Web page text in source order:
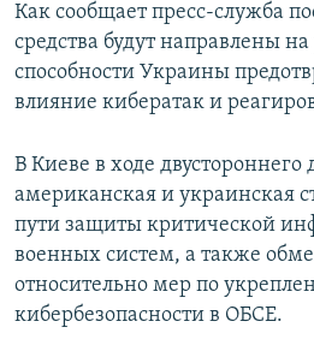
Как сообщает пресс-служба
средства будут направлены
способности Украины
влияние кибератак и
В Киеве в ходе двустороннего
американская и украинская
пути защиты критической
военных систем, а также
относительно мер по
кибербезопасности в ОБСЕ.